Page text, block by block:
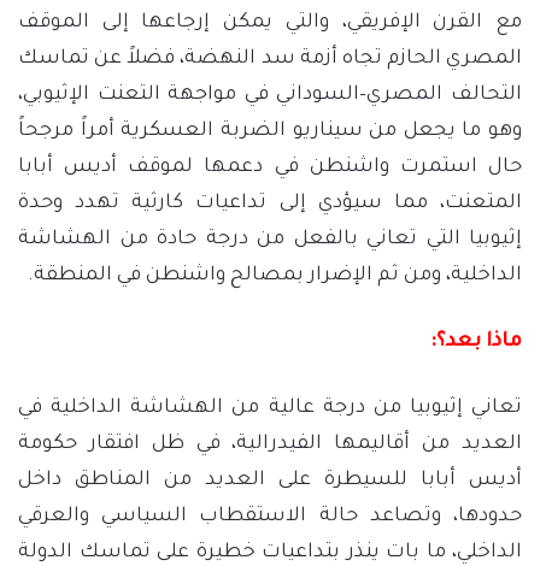
مع القرن الإفريقي، والتي يمكن إرجاعها إلى الموقف
المصري الحازم تجاه أزمة سد النهضة، فضلاً عن تماسك
التحالف المصري–السوداني في مواجهة التعنت الإثيوبي،
وهو ما يجعل من سيناريو الضربة العسكرية أمراً مرجحاً
حال استمرت واشنطن في دعمها لموقف أديس أبابا
المتعنت، مما سيؤدي إلى تداعيات كارثية تهدد وحدة
إثيوبيا التي تعاني بالفعل من درجة حادة من الهشاشة
الداخلية، ومن ثم الإضرار بمصالح واشنطن في المنطقة.
ماذا بعد؟:
تعاني إثيوبيا من درجة عالية من الهشاشة الداخلية في
العديد من أقاليمها الفيدرالية، في ظل افتقار حكومة
أديس أبابا للسيطرة على العديد من المناطق داخل
حدودها، وتصاعد حالة الاستقطاب السياسي والعرقي
الداخلي، ما بات ينذر بتداعيات خطيرة على تماسك الدولة